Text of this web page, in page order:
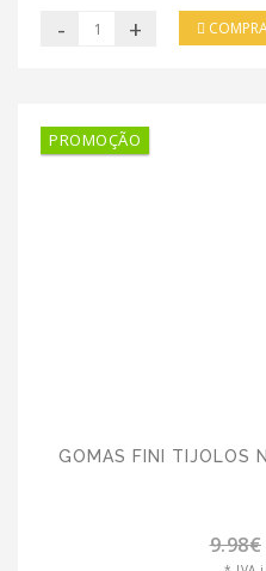
- +
PROMOÇÃO
GOMAS FINI TIJOLOS
9.98€